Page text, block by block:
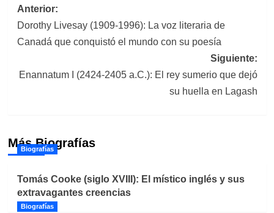
Navegación
de
entradas
Anterior:
Dorothy Livesay (1909-1996): La voz literaria de
Canadá que conquistó el mundo con su poesía
Siguiente:
Enannatum I (2424-2405 a.C.): El rey sumerio que dejó
su huella en Lagash
Más Biografías
Biografías
Tomás Cooke (siglo XVIII): El místico inglés y sus
extravagantes creencias
Biografías